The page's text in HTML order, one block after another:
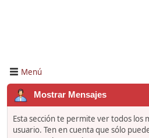
Menú
Mostrar Mensajes
Esta sección te permite ver todos los
usuario. Ten en cuenta que sólo